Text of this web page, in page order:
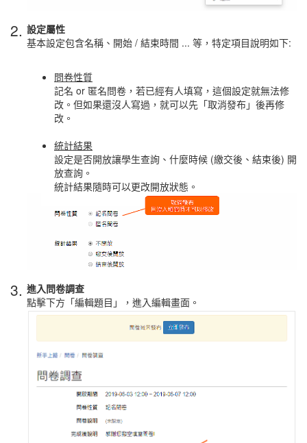
2. 設定屬性
基本設定包含名稱、開始 / 結束時間 ... 等，特定項目說明如下:
問卷性質
記名 or 匿名問卷，若已經有人填寫，這個設定就無法修
改。但如果還沒人寫過，就可以先「取消發布」後再修
改。
統計結果
設定是否開放讓學生查詢、什麼時候 (繳交後、結束後) 開
放查詢。
統計結果隨時可以更改開放狀態。
3. 進入問卷調查
點擊下方「編輯題目」，進入編輯畫面。